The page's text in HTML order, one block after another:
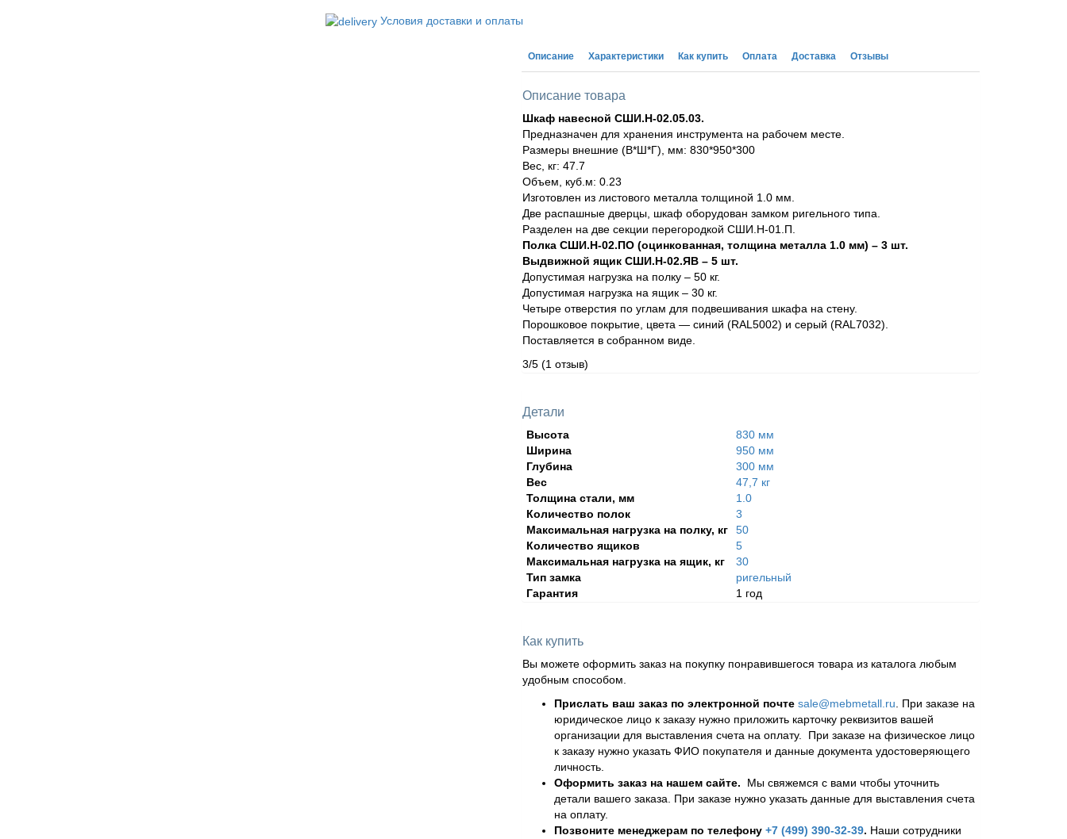
Условия доставки и оплаты
Описание Характеристики Как купить Оплата Доставка Отзывы
Описание товара
Шкаф навесной СШИ.Н-02.05.03.
Предназначен для хранения инструмента на рабочем месте.
Размеры внешние (В*Ш*Г), мм: 830*950*300
Вес, кг: 47.7
Объем, куб.м: 0.23
Изготовлен из листового металла толщиной 1.0 мм.
Две распашные дверцы, шкаф оборудован замком ригельного типа.
Разделен на две секции перегородкой СШИ.Н-01.П.
Полка СШИ.Н-02.ПО (оцинкованная, толщина металла 1.0 мм) – 3 шт.
Выдвижной ящик СШИ.Н-02.ЯВ – 5 шт.
Допустимая нагрузка на полку – 50 кг.
Допустимая нагрузка на ящик – 30 кг.
Четыре отверстия по углам для подвешивания шкафа на стену.
Порошковое покрытие, цвета — синий (RAL5002) и серый (RAL7032).
Поставляется в собранном виде.
3/5 (1 отзыв)
Детали
Высота
830 мм
Ширина
950 мм
Глубина
300 мм
Вес
47,7 кг
Толщина стали, мм
1.0
Количество полок
3
Максимальная нагрузка на полку, кг
50
Количество ящиков
5
Максимальная нагрузка на ящик, кг
30
Тип замка
ригельный
Гарантия
1 год
Как купить
Вы можете оформить заказ на покупку понравившегося товара из каталога любым
удобным способом.
Прислать ваш заказ по электронной почте sale@mebmetall.ru. При заказе на
юридическое лицо к заказу нужно приложить карточку реквизитов вашей
организации для выставления счета на оплату. При заказе на физическое лицо
к заказу нужно указать ФИО покупателя и данные документа удостоверяющего
личность.
Оформить заказ на нашем сайте. Мы свяжемся с вами чтобы уточнить
детали вашего заказа. При заказе нужно указать данные для выставления счета
на оплату.
Позвоните менеджерам по телефону +7 (499) 390-32-39. Наши сотрудники